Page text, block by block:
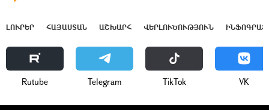
ԼՈՒՐԵՐ ՀԱՅԱՍՏԱՆ ԱՇԽԱՐՀ ՎԵՐԼՈՒԾՈՒԹՅՈՒՆ
Rutube Telegram ТikТоk VK